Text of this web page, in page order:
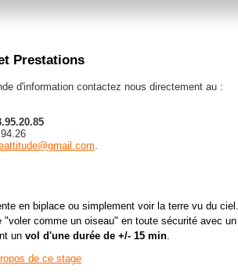
Prestations
d'information contactez nous directement au :
.
en biplace ou simplement voir la terre vu du
"voler comme un oiseau" en toute sécurité avec
un vol d'une durée de +/- 15 min.
de ce stage